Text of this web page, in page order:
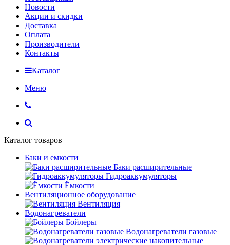
Новости
Акции и скидки
Доставка
Оплата
Производители
Контакты
Каталог
Меню
Каталог товаров
Баки и емкости
Баки расширительные
Гидроаккумуляторы
Ёмкости
Вентиляционное оборудование
Вентиляция
Водонагреватели
Бойлеры
Водонагреватели газовые